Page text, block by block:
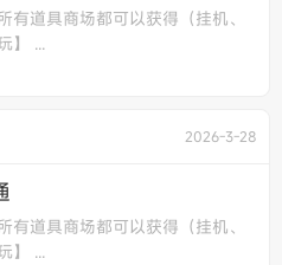
道具商场都可以获得（挂机、
】 ...
2026-3-28
道具商场都可以获得（挂机、
】 ...